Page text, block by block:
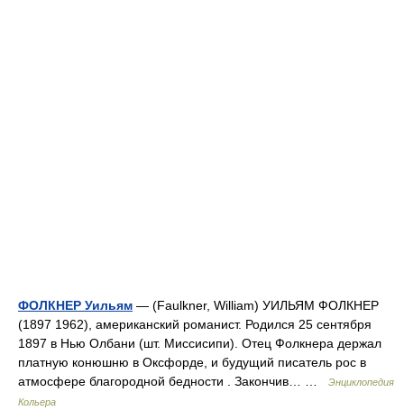
ФОЛКНЕР Уильям — (Faulkner, William) УИЛЬЯМ ФОЛКНЕР
(1897 1962), американский романист. Родился 25 сентября
1897 в Нью Олбани (шт. Миссисипи). Отец Фолкнера держал
платную конюшню в Оксфорде, и будущий писатель рос в
атмосфере благородной бедности . Закончив… …
Энциклопедия
Кольера